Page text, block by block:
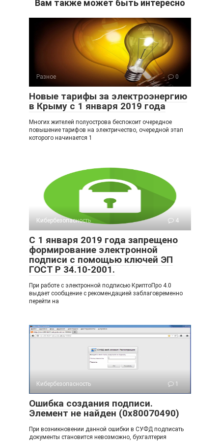
o
kl
ss
ni
ki
gr
a
m
u
Вам также может быть интересно
Разное 0
Новые тарифы за электроэнергию
в Крыму с 1 января 2019 года
Многих жителей полуострова беспокоит очередное
повышение тарифов на электричество, очередной этап
которого начинается 1
Кибербезопасность 4
С 1 января 2019 года запрещено
формирование электронной
подписи с помощью ключей ЭП
ГОСТ Р 34.10-2001.
При работе с электронной подписью КриптоПро 4.0
выдает сообщение с рекомендацией заблаговременно
перейти на
Кибербезопасность 1
Ошибка создания подписи.
Элемент не найден (0x80070490)
При возникновении данной ошибки в СУФД подписать
документы становится невозможно, бухгалтерия